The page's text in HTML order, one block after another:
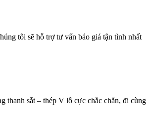
tôi sẽ hỗ trợ tư vấn báo giá tận tình nhất
thanh sắt – thép V lỗ cực chắc chắn, đi cùng